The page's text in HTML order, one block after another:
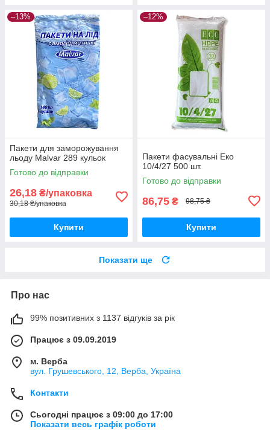
–13%
Пакети для заморожування
льоду Malvar 289 кульок
Готово до відправки
26,18 ₴/упаковка
30,18 ₴/упаковка
Купити
–12%
Пакети фасувальні Еко
10/4/27 500 шт.
Готово до відправки
86,75 ₴ 98,75 ₴
Купити
Показати ще
Про нас
99% позитивних з 1137 відгуків за рік
Працює з 09.09.2019
м. Верба
вул. Грушевського, 12, Верба, Україна
Контакти
Сьогодні працює з 09:00 до 17:00
Показати весь графік роботи